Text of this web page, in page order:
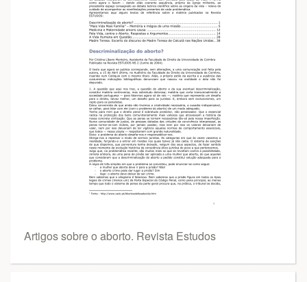
Artigos sobre o aborto. Revista Estudos